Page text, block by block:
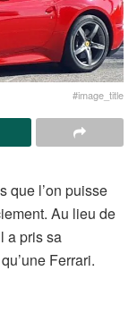
#image_title
que l’on puisse
Au lieu de
a pris sa
Ferrari.